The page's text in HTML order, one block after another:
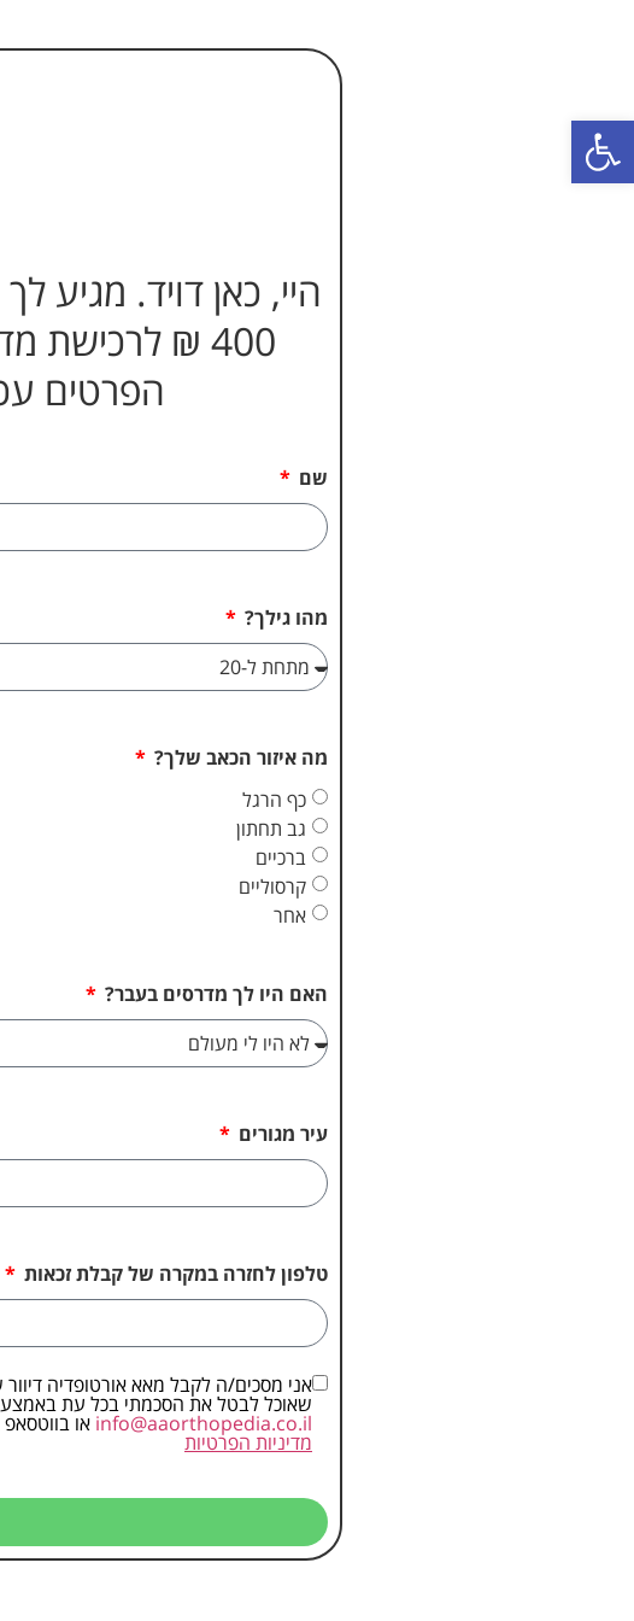
היי, כאן דויד. מגיע
400 ₪
הפרטים
שם
מהו גילך?
מה איזור הכאב שלך?
כף הרגל
גב תחתון
ברכיים
קרסוליים
אחר
האם היו לך מדרסים בעבר?
עיר מגורים
טלפון לחזרה במקרה של קבלת זכאות
שאוכל לבטל את הסכמתי בכל עת
info@aaorthopedia.co.il או
מדיניות הפרטיות
פתח סרגל נגישות